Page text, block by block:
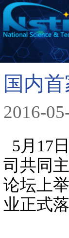
国内
2016-
5月17
司共同
论坛上
业正式